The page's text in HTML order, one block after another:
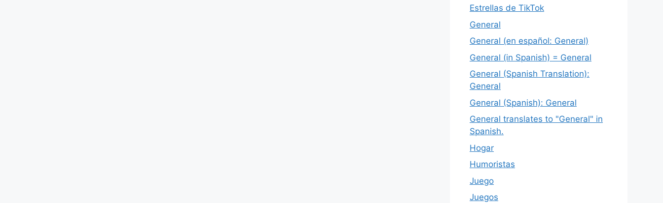
Estrellas de TikTok
General
General (en español: General)
General (in Spanish) = General
General (Spanish Translation):
General
General (Spanish): General
General translates to "General" in
Spanish.
Hogar
Humoristas
Juego
Juegos